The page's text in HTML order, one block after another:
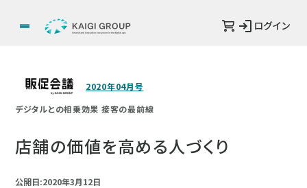
ログイン
2020年04月号
デジタルとの相乗効果 接客の最前線
店舗の価値を高める人づくり
公開日:2020年3月12日